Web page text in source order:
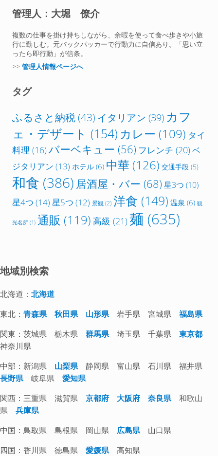
管理人：大堀 僚介
複数の仕事を掛け持ちしながら、余暇を使って食べ歩きや小旅
行に勤しむ。元バックパッカーで行動力に自信あり。「思い立
ったら即行動」が信条。
>> 管理人情報ページへ
タグ
ふるさと納税(43) イタリアン (39) カフ
ェ・デザート (154) カレー (109) タイ
料理 (16)バーベキュー (56) フレンチ (20)ベ
ジタリアン (13) ホテル(6) 中華 (126) 交通手段(5)
和食 (386) 居酒屋・バー (68) 星3つ (10)
星4つ (14) 星5つ (12) 景観(2) 洋食 (149) 温泉 (6) 観
光名所(1) 通販 (119) 高級 (21) 麺 (635)
地域別検索
北海道：北海道
東北：青森県 秋田県 山形県岩手県 宮城県福島県
関東：茨城県 栃木県群馬県埼玉県 千葉県東京都
神奈川県
中部：新潟県 山梨県静岡県 富山県 石川県 福井県
長野県岐阜県愛知県
関西：三重県 滋賀県京都府 大阪府 奈良県和歌山
県兵庫県
中国：鳥取県 島根県 岡山県 広島県山口県
四国：香川県 徳島県愛媛県高知県